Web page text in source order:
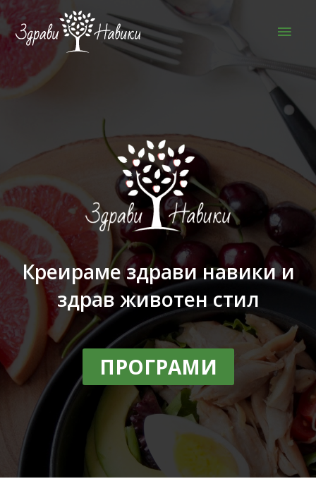
Skip
to
content
Креираме здрави навики и
здрав животен стил
ПРОГРАМИ